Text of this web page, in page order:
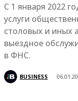
С 1 января 2022
услуги
столовых и иных
выездное
в ФНС.
BUSINESS